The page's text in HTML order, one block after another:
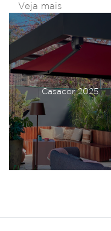
Veja mais
Casacor 2025